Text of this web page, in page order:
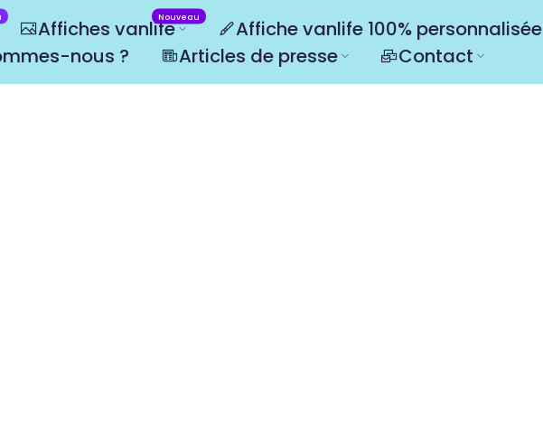
Affiches vanlifeNouveau
Affiche vanlife 100% personnalisée
nous ? Articles de presse Contact